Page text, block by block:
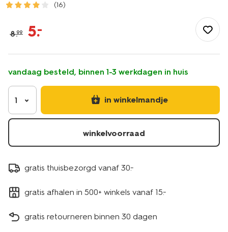
(16)
onderweg/tuin/tuingereedschap/waterdichte-
tas-
41830307.html
8.99 5.–
vandaag besteld, binnen 1-3 werkdagen in huis
1 in winkelmandje
winkelvoorraad
gratis thuisbezorgd vanaf 30.-
gratis afhalen in 500+ winkels vanaf 15.-
gratis retourneren binnen 30 dagen